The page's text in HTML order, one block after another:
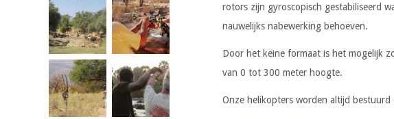
rotors zijn gyroscopisch gestabiliseerd
nauwelijks nabewerking behoeven.
Door het keine formaat is het mogelijk
van 0 tot 300 meter hoogte.
Onze helikopters worden altijd